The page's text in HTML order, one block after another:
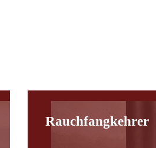
Rauchfangkehrer